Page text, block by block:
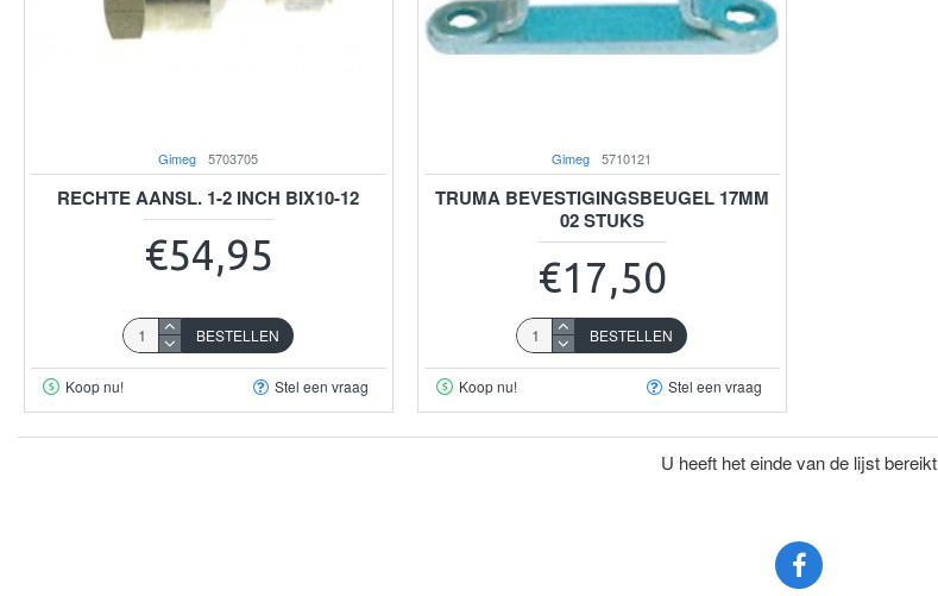
Gimeg 5703705
RECHTE AANSL. 1-2 INCH BIX10-12
€54,95
BESTELLEN
Koop nu! Stel een vraag
Gimeg 5710121
TRUMA BEVESTIGINGSBEUGEL 17MM
02 STUKS
€17,50
BESTELLEN
Koop nu! Stel een vraag
U heeft het einde van de lijst bereikt